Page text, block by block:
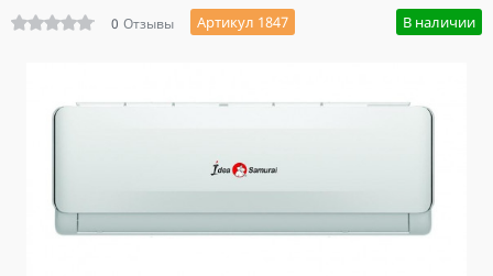
0 Отзывы Артикул 1847 В наличии